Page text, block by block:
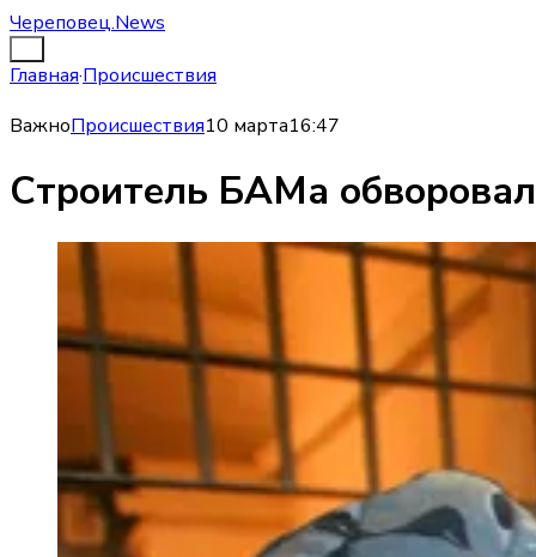
Череповец.News
Главная·Происшествия
ВажноПроисшествия10 марта16:47
Строитель БАМа